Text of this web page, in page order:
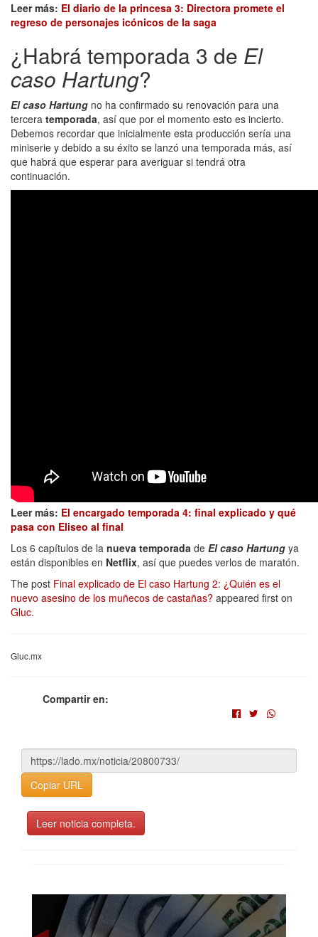
Leer más: El diario de la princesa 3: Directora promete el
regreso de personajes icónicos de la saga
¿Habrá temporada 3 de El
caso Hartung?
El caso Hartung no ha confirmado su renovación para una
tercera temporada, así que por el momento esto es incierto.
Debemos recordar que inicialmente esta producción sería una
miniserie y debido a su éxito se lanzó una temporada más, así
que habrá que esperar para averiguar si tendrá otra
continuación.
Leer más: El encargado temporada 4: final explicado y qué
pasa con Eliseo al final
Los 6 capítulos de la nueva temporada de El caso Hartung ya
están disponibles en Netflix, así que puedes verlos de maratón.
The post Final explicado de El caso Hartung 2: ¿Quién es el
nuevo asesino de los muñecos de castañas? appeared first on
Gluc.
Gluc.mx
Compartir en:
Copiar URL
Leer noticia completa.